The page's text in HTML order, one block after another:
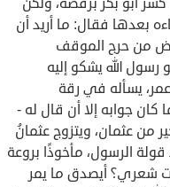
بعدها فقال: ما أريد أن
من حرج الموقف
الله يشكو إليه
يسأله في رقة
جوابه إلا أن قال له -
من عثمان، ويتزوج عثمانُ
الرسول، مأخوذًا بروعة
شعري؟ أيصدق ما يمر